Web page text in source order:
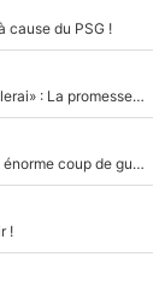
cause du PSG !
Mercato - OM - «Dès que je prends un club, je t’appellerai» : La promesse de Marcelino au moment de claquer la porte
Victime de racisme contre Murray, Kyrgios pousse un énorme coup de gueule !
!